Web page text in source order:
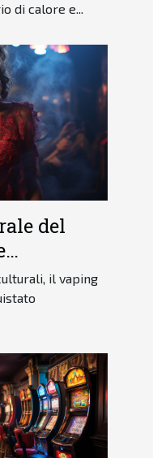
di calore e...
del
rischiil vaping